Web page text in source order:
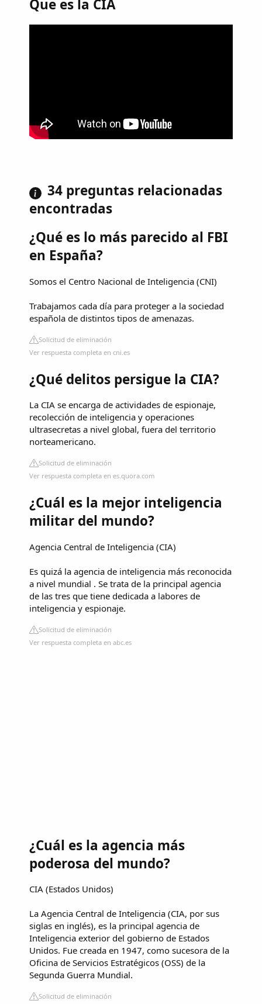
Que es la CIA
34 preguntas relacionadas
encontradas
¿Qué es lo más parecido al FBI
en España?
Somos el Centro Nacional de Inteligencia (CNI)
Trabajamos cada día para proteger a la sociedad
española de distintos tipos de amenazas.
Solicitud de eliminación
Ver respuesta completa en cni.es
¿Qué delitos persigue la CIA?
La CIA se encarga de actividades de espionaje,
recolección de inteligencia y operaciones
ultrasecretas a nivel global, fuera del territorio
norteamericano.
Solicitud de eliminación
Ver respuesta completa en es.quora.com
¿Cuál es la mejor inteligencia
militar del mundo?
Agencia Central de Inteligencia (CIA)
Es quizá la agencia de inteligencia más reconocida
a nivel mundial . Se trata de la principal agencia
de las tres que tiene dedicada a labores de
inteligencia y espionaje.
Solicitud de eliminación
Ver respuesta completa en abc.es
¿Cuál es la agencia más
poderosa del mundo?
CIA (Estados Unidos)
La Agencia Central de Inteligencia (CIA, por sus
siglas en inglés), es la principal agencia de
Inteligencia exterior del gobierno de Estados
Unidos. Fue creada en 1947, como sucesora de la
Oficina de Servicios Estratégicos (OSS) de la
Segunda Guerra Mundial.
Solicitud de eliminación